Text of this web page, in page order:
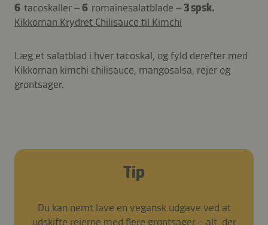
6 tacoskaller –6 romainesalatblade – 3 spsk.
Kikkoman Krydret Chilisauce til Kimchi
Læg et salatblad i hver tacoskal, og fyld derefter med
Kikkoman kimchi chilisauce, mangosalsa, rejer og
grøntsager.
Tip
Du kan nemt lave en vegansk udgave ved at
udskifte rejerne med flere grøntsager – alt, der